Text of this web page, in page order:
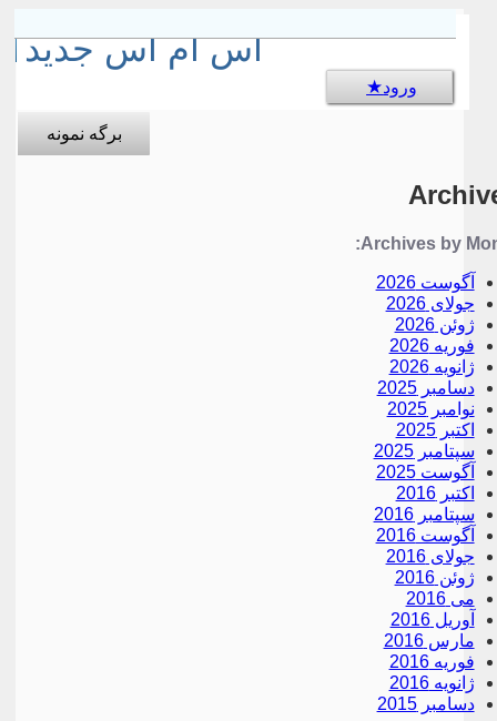
اس ام اس جدید
ورود
برگه نمونه
Archives by
آگوست 2026
جولای 2026
ژوئن 2026
فوریه 2026
ژانویه 2026
دسامبر 2025
نوامبر 2025
اکتبر 2025
سپتامبر 2025
آگوست 2025
اکتبر 2016
سپتامبر 2016
آگوست 2016
جولای 2016
ژوئن 2016
می 2016
آوریل 2016
مارس 2016
فوریه 2016
ژانویه 2016
دسامبر 2015